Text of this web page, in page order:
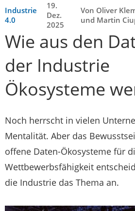
Industrie
4.0
19.
Dez.
2025
Von Oliver
und Martin
Wie aus den
der Industrie
Ökosysteme
Noch herrscht in vielen
Mentalität. Aber das
offene Daten-Ökosysteme für
Wettbewerbsfähigkeit
die Industrie das Thema an.